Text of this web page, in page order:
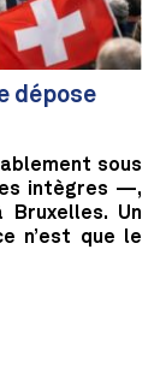
dépose
sous
intègres —,
Un
n’est que le